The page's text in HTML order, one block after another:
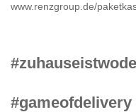
www.renzgroup.de/
#gameofdelivery